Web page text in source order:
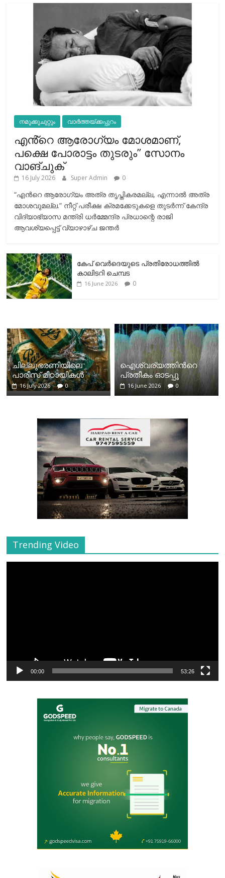
നമുക്കുചുറ്റും വാർത്തയ്ക്കപ്പുറം
എൻ്റെ ആരോഗ്യം മോശമാണ്,
പക്ഷെ പോരാട്ടം തുടരും” സോനം
വാങ്ചുക്
16 July 2026 Super Admin 0
“എന്‍റെ ആരോഗ്യം അത്ര തൃപ്തികരമല്ല, എന്നാൽ അത്ര
മോശവുമല്ല.” നീറ്റ് പരീക്ഷ ക്രമക്കേടുകളെ തുടർന്ന് കേന്ദ്ര
വിദ്യാഭ്യാസ മന്ത്രി ധർമ്മേന്ദ്ര പ്രധാന്റെ രാജി
ആവശ്യപ്പെട്ട് വ്യാഴാഴ്ച ജന്തർ
കേപ് വെര്‍ദെയുടെ പ്രതിരോധത്തില്‍
കാലിടറി ചെമ്പട
16 June 2026 0
ചില്ലുഭരണിയിലെ
പാരീസ് മിഠായികള്‍
16 July 2026 0
ഐശ്വര്യത്തിന്‍റെ
പ്രതീകം ഓടപ്പൂ
16 June 2026 0
Trending Video
00:00 53:26